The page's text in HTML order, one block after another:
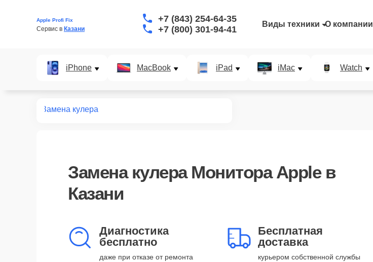
Apple Profi Fix
Сервис в Казани
+7 (843) 254-64-35
+7 (800) 301-94-41
Виды техники О компании
iPhone MacBook iPad iMac Watch
Замена кулера
Замена кулера Монитора Apple в
Казани
Диагностика
бесплатно
даже при отказе от ремонта
Бесплатная
доставка
курьером собственной службы